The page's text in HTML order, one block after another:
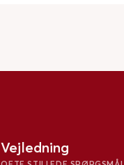
Vejledning